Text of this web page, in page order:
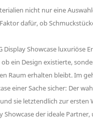
nicht nur eine
dafür, ob
ein Design existierte,
Raum erhalten bleibt. Im
einer Sache sicher: Der
sie letztendlich zur
der ideale